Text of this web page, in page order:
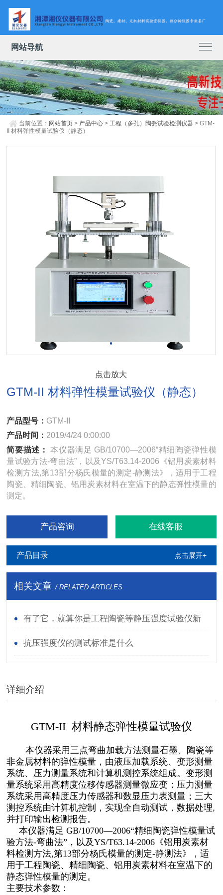
网站导航
当前位置： 网站首页 > 产品中心 >工程（多孔）陶瓷试验检测仪器 > GTM-
II 材料弹性模量试验仪（静态）
点击放大
GTM-II 材料弹性模量试验仪（静态）
产品型号： GTM-II
产品时间： 2019/4/24 0:00:00
简要描述：
本仪器满足 GB/10700—2006“精细陶瓷弹性模
量试验方法-弯曲法”，以及YS/T63.14-2006《铝用炭素材料
检测方法,第13部分杨氏模量的测定-静测法》，适用于工程
陶瓷、精细陶瓷、铝用炭素材料在室温下的静态弹性模量的
测定。
产品咨询 在线客服
产品目录 点击展开+
相关文章 / RELATED ARTICLES
有了它，就算你是工程陶瓷等静压强度试验仪新
手也能变老师傅
抗压强度仪的测试标准是什么
详细介绍
GTM-II 材料静态弹性模量试验仪
本仪器采用三点弯曲加载方法测量石墨、陶瓷等
非金属材料的弹性模量，由液压加载系统、变形测量
系统、压力测量系统和计算机测控系统组成。变形测
量系统采用高精度位移传感器测量微应变；压力测量
系统采用高精度压力传感器和数显压力表测量；三大
测控系统由计算机控制，实现全自动测试，数据处理,
并打印输出检测报告。
本仪器满足 GB/10700—2006“精细陶瓷弹性模量试
验方法-弯曲法”，以及YS/T63.14-2006《铝用炭素材
料检测方法,第13部分杨氏模量的测定-静测法》，适
用于工程陶瓷、精细陶瓷、铝用炭素材料在室温下的
静态弹性模量的测定。
主要技术参数：